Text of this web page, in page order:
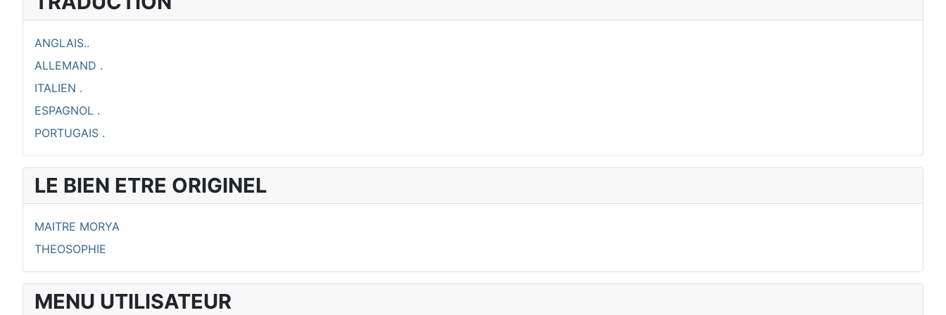
ANGLAIS..
ALLEMAND .
ITALIEN .
ESPAGNOL .
PORTUGAIS .
LE BIEN ETRE ORIGINEL
MAITRE MORYA
THEOSOPHIE
MENU UTILISATEUR